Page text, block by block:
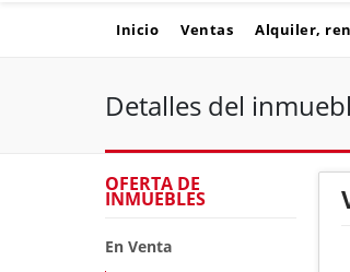
Inicio Ventas Alquiler,
Detalles del
OFERTA DE
INMUEBLES
En Venta